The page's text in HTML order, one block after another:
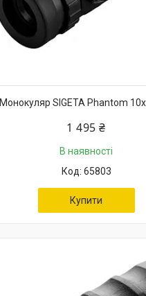
Монокуляр SIGETA Phantom
1 495 ₴
В наявності
65803
Купити